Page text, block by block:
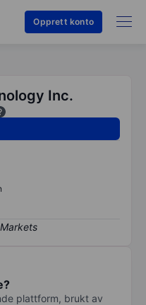
Opprett konto
Inc.
plattform, brukt av